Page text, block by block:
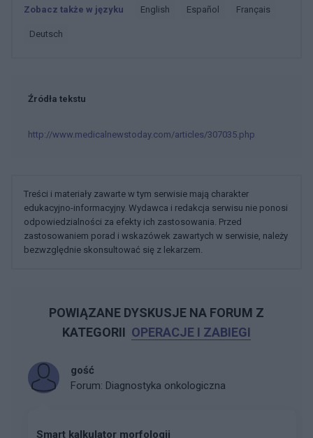
Zobacz także w języku english español français
deutsch
Źródła tekstu
http://www.medicalnewstoday.com/articles/307035.php
Treści i materiały zawarte w tym serwisie mają charakter
edukacyjno-informacyjny. Wydawca i redakcja serwisu nie ponosi
odpowiedzialności za efekty ich zastosowania. Przed
zastosowaniem porad i wskazówek zawartych w serwisie, należy
bezwzględnie skonsultować się z lekarzem.
POWIĄZANE DYSKUSJE NA FORUM Z
KATEGORII OPERACJE I ZABIEGI
gość
Forum: Diagnostyka onkologiczna
Smart kalkulator morfologii